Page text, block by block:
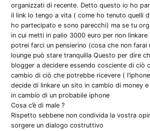
organizzati di recente. Detto questo io ho
il link lo tengo a vita ( come ho tenuto quelli
ho partecipato e sono parecchi) ma se tu
in cui metti in palio 3000 euro per non linkare
potrei farci un pensierino (cosa che non farai
lounge può stare tranquilla Questo per dire
blogger a decidere essendo cosciente di ciò
cambio di ciò che potrebbe ricevere (
decide di linkare un sito in cambio di money
in cambio di un probabile iphone
Cosa c’è di male ?
Rispetto sebbene non condivida la vostra
sorgere un dialogo costruttivo